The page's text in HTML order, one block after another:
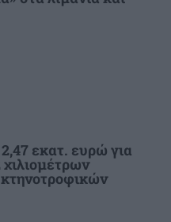
σε όσους
εκατ. ευρώ για